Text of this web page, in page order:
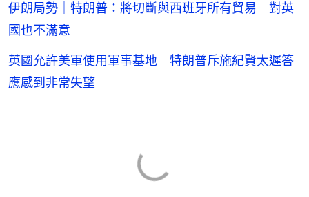
伊朗局勢｜特朗普：將切斷與西班牙所有貿易 對英
國也不滿意
英國允許美軍使用軍事基地 特朗普斥施紀賢太遲答
應感到非常失望